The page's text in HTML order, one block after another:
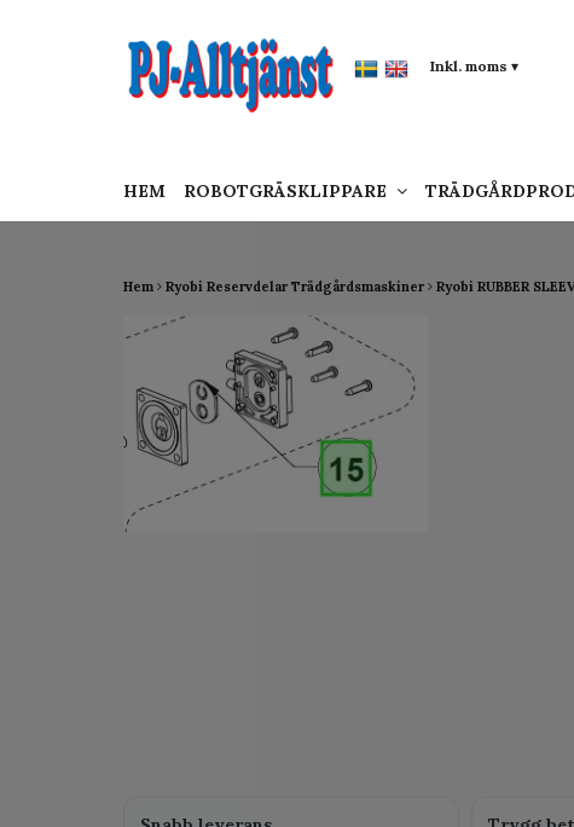
Hem Ryobi Reservdelar Trädgårdsmaskiner Ryobi RUBBER
Inkl. moms ▾
HEM ROBOTGRÄSKLIPPARE